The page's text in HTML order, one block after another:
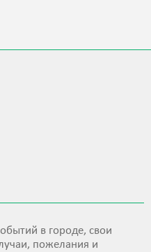
в городе, свои
пожелания и